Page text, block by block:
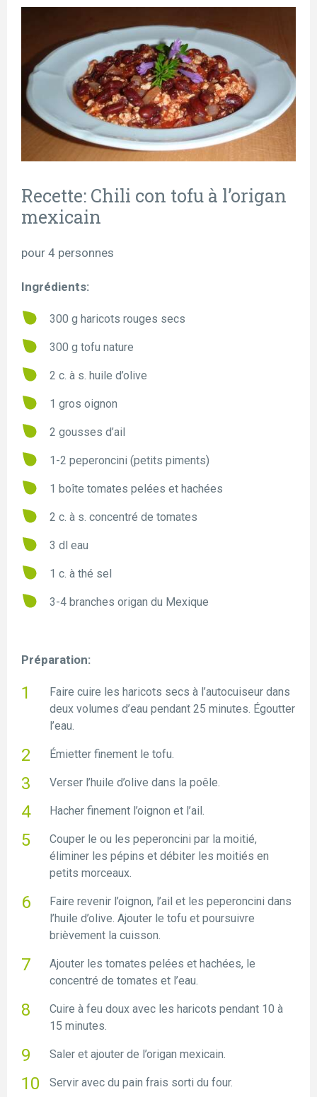
Recette: Chili con tofu à l’origan
mexicain
pour 4 personnes
Ingrédients:
300 g haricots rouges secs
300 g tofu nature
2 c. à s. huile d’olive
1 gros oignon
2 gousses d’ail
1-2 peperoncini (petits piments)
1 boîte tomates pelées et hachées
2 c. à s. concentré de tomates
3 dl eau
1 c. à thé sel
3-4 branches origan du Mexique
Préparation:
Faire cuire les haricots secs à l’autocuiseur dans
deux volumes d’eau pendant 25 minutes. Égoutter
l’eau.
Émietter finement le tofu.
Verser l’huile d’olive dans la poêle.
Hacher finement l’oignon et l’ail.
Couper le ou les peperoncini par la moitié,
éliminer les pépins et débiter les moitiés en
petits morceaux.
Faire revenir l’oignon, l’ail et les peperoncini dans
l’huile d’olive. Ajouter le tofu et poursuivre
brièvement la cuisson.
Ajouter les tomates pelées et hachées, le
concentré de tomates et l’eau.
Cuire à feu doux avec les haricots pendant 10 à
15 minutes.
Saler et ajouter de l’origan mexicain.
Servir avec du pain frais sorti du four.